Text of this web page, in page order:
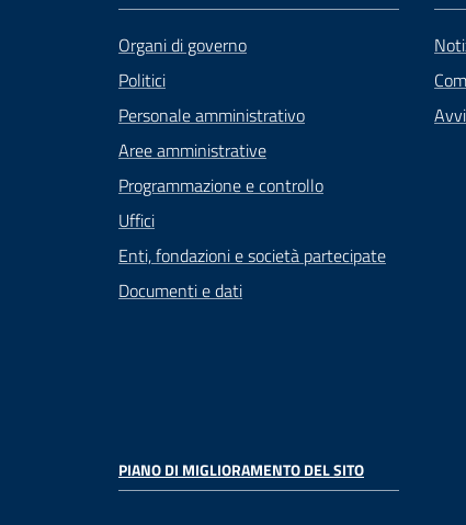
Organi di governo
Politici
Personale amministrativo
Aree amministrative
Programmazione e controllo
Uffici
Enti, fondazioni e società partecipate
Documenti e dati
PIANO DI MIGLIORAMENTO DEL SITO